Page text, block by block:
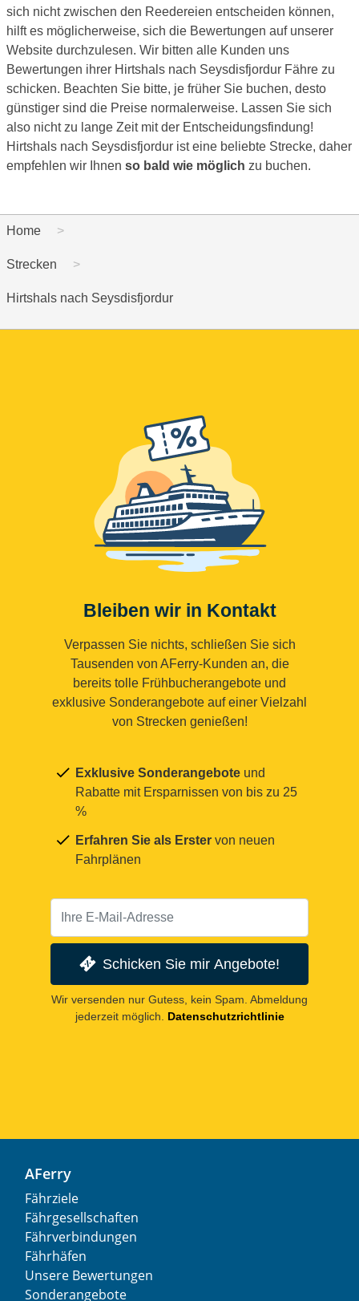
sich nicht zwischen den Reedereien entscheiden können,
hilft es möglicherweise, sich die Bewertungen auf unserer
Website durchzulesen. Wir bitten alle Kunden uns
Bewertungen ihrer Hirtshals nach Seysdisfjordur Fähre zu
schicken. Beachten Sie bitte, je früher Sie buchen, desto
günstiger sind die Preise normalerweise. Lassen Sie sich
also nicht zu lange Zeit mit der Entscheidungsfindung!
Hirtshals nach Seysdisfjordur ist eine beliebte Strecke, daher
empfehlen wir Ihnen so bald wie möglich zu buchen.
Home
Strecken
Hirtshals nach Seysdisfjordur
Bleiben wir in Kontakt
Verpassen Sie nichts, schließen Sie sich
Tausenden von AFerry-Kunden an, die
bereits tolle Frühbucherangebote und
exklusive Sonderangebote auf einer Vielzahl
von Strecken genießen!
Exklusive Sonderangebote und
Rabatte mit Ersparnissen von bis zu 25
%
Erfahren Sie als Erster von neuen
Fahrplänen
Schicken Sie mir Angebote!
Wir versenden nur Gutess, kein Spam. Abmeldung
jederzeit möglich.
Datenschutzrichtlinie
AFerry
Fährziele
Fährgesellschaften
Fährverbindungen
Fährhäfen
Unsere Bewertungen
Sonderangebote